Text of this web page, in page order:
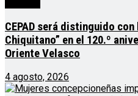
CEPAD será distinguido
Chiquitano” en el 120.º
Oriente Velasco
4 agosto, 2026